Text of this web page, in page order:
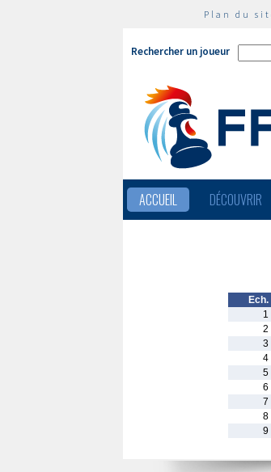
Plan du
Rechercher un joueur
ACCUEIL DÉCOUVRIR
Ech.
1
2
3
4
5
6
7
8
9